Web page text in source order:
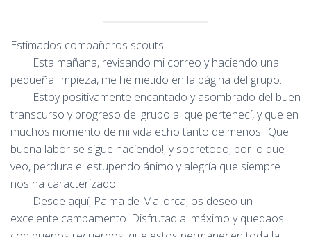
Estimados compañeros scouts
Esta mañana, revisando mi correo y haciendo una
pequeña limpieza, me he metido en la página del grupo.
Estoy positivamente encantado y asombrado del buen
transcurso y progreso del grupo al que pertenecí, y que en
muchos momento de mi vida echo tanto de menos. ¡Que
buena labor se sigue haciendo!, y sobretodo, por lo que
veo, perdura el estupendo ánimo y alegría que siempre
nos ha caracterizado.
Desde aquí, Palma de Mallorca, os deseo un
excelente campamento. Disfrutad al máximo y quedaos